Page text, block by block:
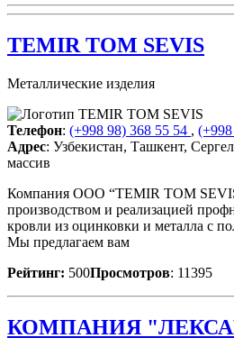
TEMIR TOM SEVIS
Металлические изделия
Телефон: (+998 98) 368 55 54 ,
Адрес: Узбекистан, Ташкент,
массив
Компания OOO “TEMIR TOM
производством и реализацией
кровли из оцинковки и металла с
Мы предлагаем вам
Рейтинг: 500Просмотров: 11395
КОМПАНИЯ